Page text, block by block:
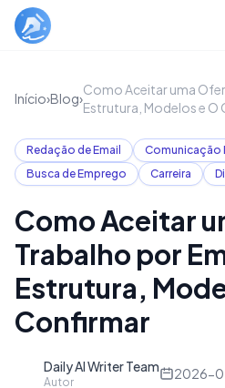
Início›Blog›
Como Aceitar uma
Estrutura, Modelos e O
Redação de Email
Comunicação
Busca de Emprego
Carreira
Como Aceitar
Trabalho por
Estrutura,
Confirmar
Daily AI Writer Team
Autor
2026-